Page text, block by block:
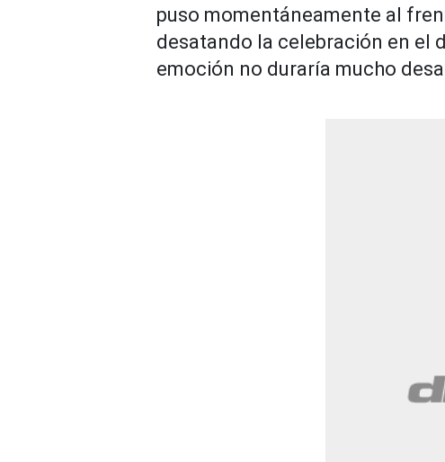
puso momentáneamente al
desatando la celebración en el
emoción no duraría mucho